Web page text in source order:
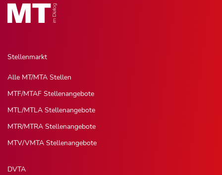
Stellenmarkt
Alle MT/MTA Stellen
MTF/MTAF Stellenangebote
MTL/MTLA Stellenangebote
MTR/MTRA Stellenangebote
MTV/VMTA Stellenangebote
DVTA